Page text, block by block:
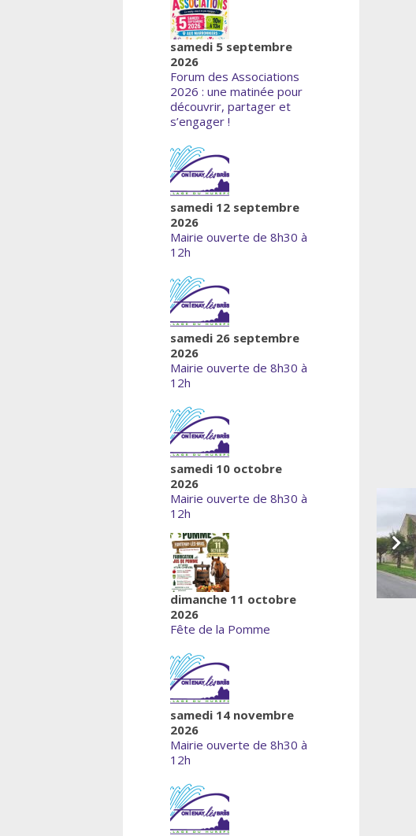
samedi 5 septembre
2026
Forum des Associations
2026 : une matinée pour
découvrir, partager et
s’engager !
samedi 12 septembre
2026
Mairie ouverte de 8h30 à
12h
samedi 26 septembre
2026
Mairie ouverte de 8h30 à
12h
samedi 10 octobre
2026
Mairie ouverte de 8h30 à
12h
dimanche 11 octobre
2026
Fête de la Pomme
samedi 14 novembre
2026
Mairie ouverte de 8h30 à
12h